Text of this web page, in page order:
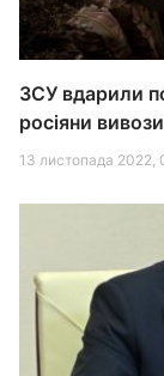
ЗСУ вдарили
росіяни
13 листопада 2022,